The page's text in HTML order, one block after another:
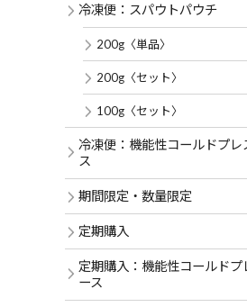
冷凍便：スパウトパウチ
200g〈単品〉
200g〈セット〉
100g〈セット〉
冷凍便：機能性コールドプレ
ス
期間限定・数量限定
定期購入
定期購入：機能性コールドプ
ース